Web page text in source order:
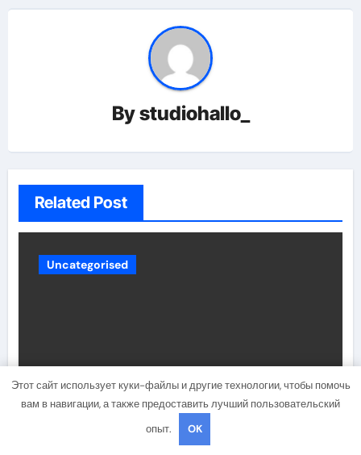
Bystudiohallo_
Related Post
Uncategorised
Биография Дидюля —
удивительная история жизни
Этот сайт использует куки-файлы и другие технологии, чтобы помочь
вам в навигации, а также предоставить лучший пользовательский
опыт.
OK